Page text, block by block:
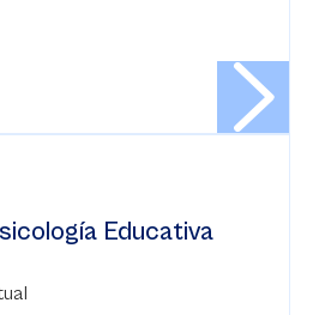
Educativa